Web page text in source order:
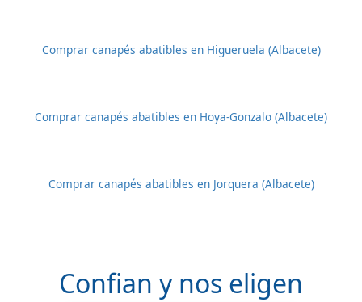
Comprar canapés abatibles en Higueruela (Albacete)
Comprar canapés abatibles en Hoya-Gonzalo (Albacete)
Comprar canapés abatibles en Jorquera (Albacete)
Confian y nos eligen